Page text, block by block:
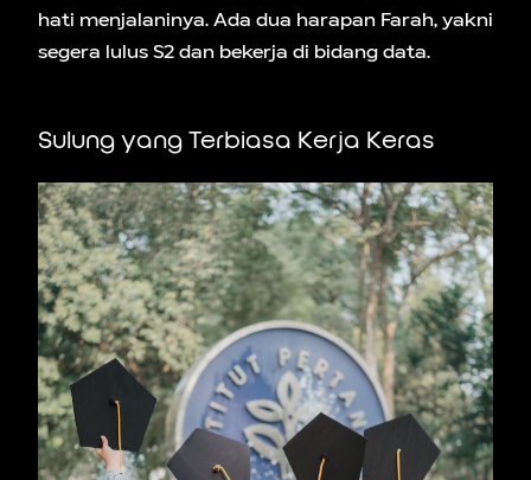
hati menjalaninya. Ada dua harapan Farah, yakni
segera lulus S2 dan bekerja di bidang data.
Sulung yang Terbiasa Kerja Keras